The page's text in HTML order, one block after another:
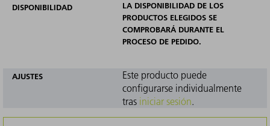
DISPONIBILIDAD
LA DISPONIBILIDAD DE LOS
PRODUCTOS ELEGIDOS SE
COMPROBARÁ DURANTE EL
PROCESO DE PEDIDO.
AJUSTES
Este producto puede
configurarse individualmente
tras iniciar sesión.